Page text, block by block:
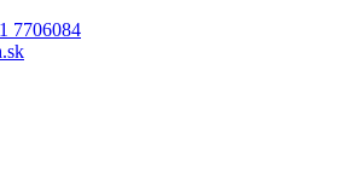
7706084